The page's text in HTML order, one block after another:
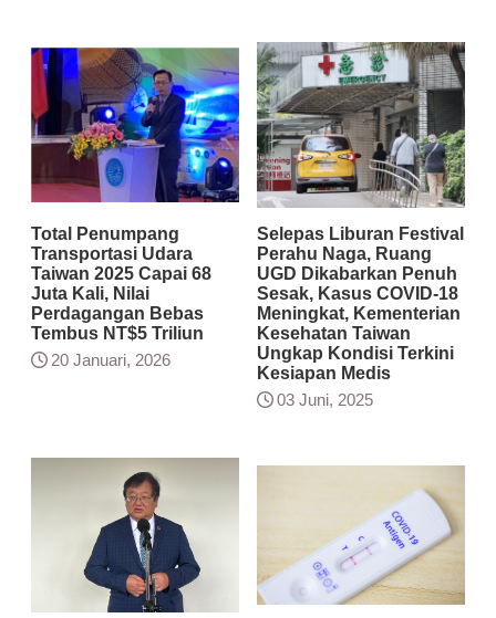
Total Penumpang
Transportasi Udara
Taiwan 2025 Capai 68
Juta Kali, Nilai
Perdagangan Bebas
Tembus NT$5 Triliun
20 Januari, 2026
Selepas Liburan Festival
Perahu Naga, Ruang
UGD Dikabarkan Penuh
Sesak, Kasus COVID-18
Meningkat, Kementerian
Kesehatan Taiwan
Ungkap Kondisi Terkini
Kesiapan Medis
03 Juni, 2025